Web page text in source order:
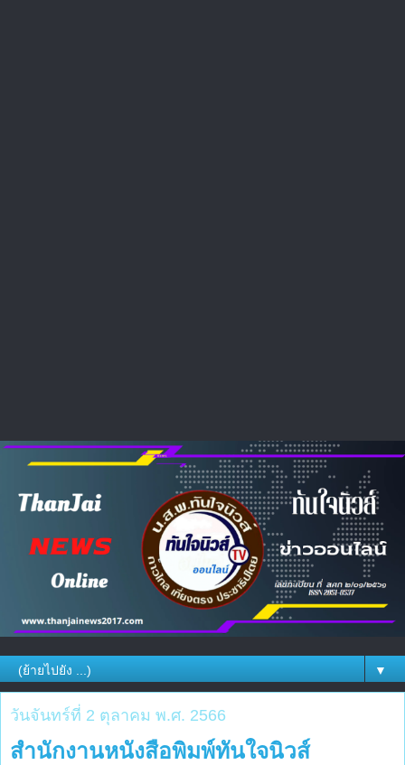
▼
วันจันทร์ที่ 2 ตุลาคม พ.ศ. 2566
สำนักงานหนังสือพิมพ์ทันใจนิวส์